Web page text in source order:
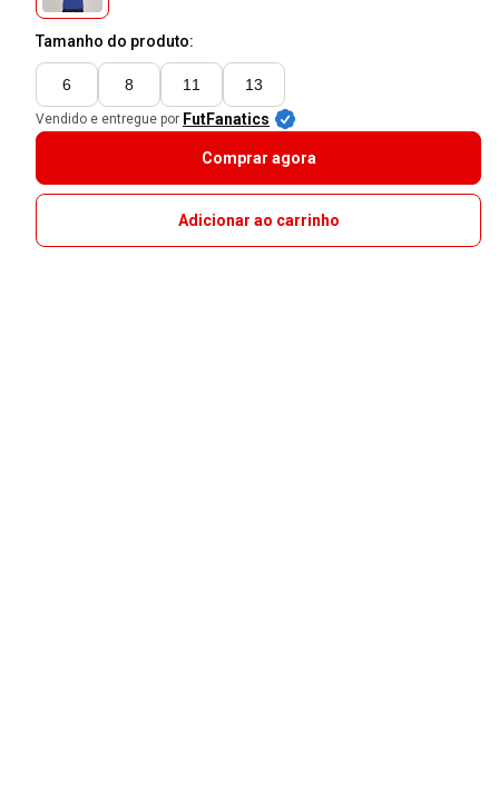
Tamanho do produto:
6 8 11 13
Vendido e entregue por FutFanatics
Comprar agora
Adicionar ao carrinho